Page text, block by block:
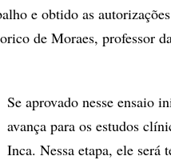
e obtido as
de Moraes, professor
Se aprovado nesse ensaio
avança para os estudos
Inca. Nessa etapa, ele será